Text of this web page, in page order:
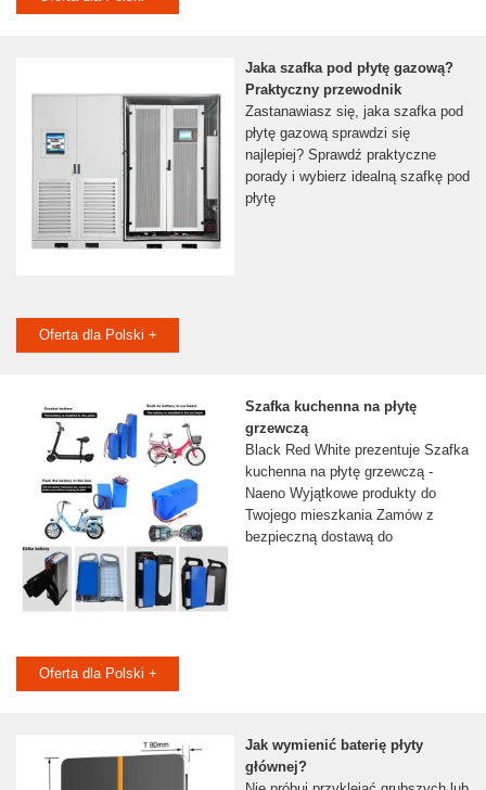
Jaka szafka pod płytę gazową?
Praktyczny przewodnik
Zastanawiasz się, jaka szafka pod
płytę gazową sprawdzi się
najlepiej? Sprawdź praktyczne
porady i wybierz idealną szafkę pod
płytę
Oferta dla Polski +
Szafka kuchenna na płytę
grzewczą
Black Red White prezentuje Szafka
kuchenna na płytę grzewczą -
Naeno Wyjątkowe produkty do
Twojego mieszkania Zamów z
bezpieczną dostawą do
Oferta dla Polski +
Jak wymienić baterię płyty
głównej?